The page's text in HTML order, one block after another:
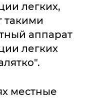
легких,
такими
аппарат
легких
местные